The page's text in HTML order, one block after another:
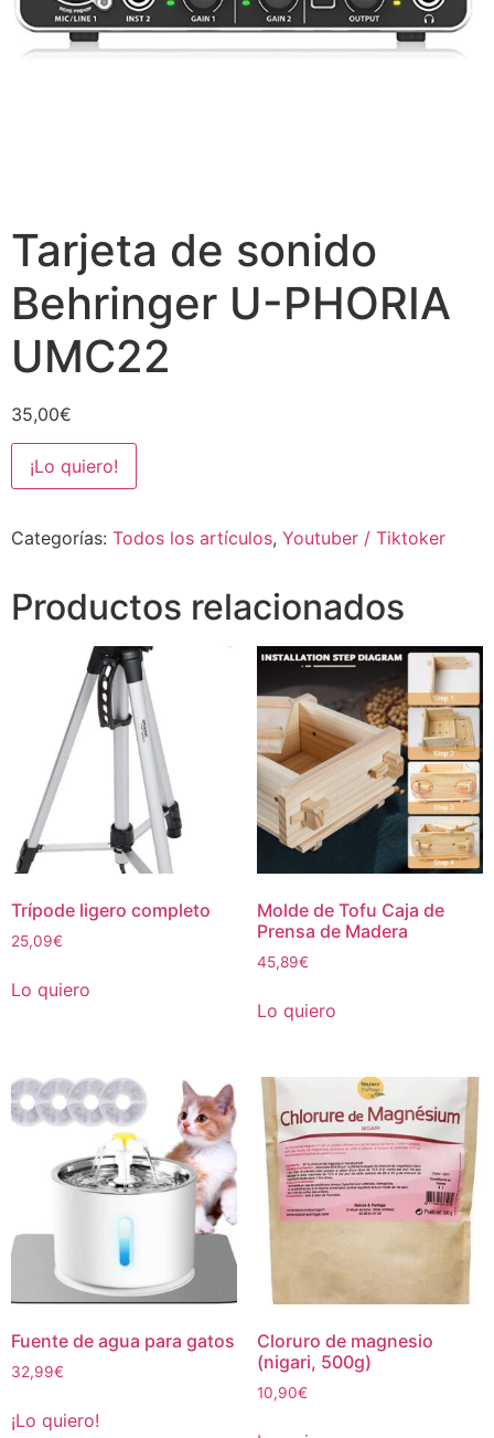
Tarjeta de sonido
Behringer U-PHORIA
UMC22
35,00€
¡Lo quiero!
Categorías: Todos los artículos, Youtuber / Tiktoker
Productos relacionados
Trípode ligero completo
25,09€
Lo quiero
Molde de Tofu Caja de
Prensa de Madera
45,89€
Lo quiero
Fuente de agua para gatos
32,99€
¡Lo quiero!
Cloruro de magnesio
(nigari, 500g)
10,90€